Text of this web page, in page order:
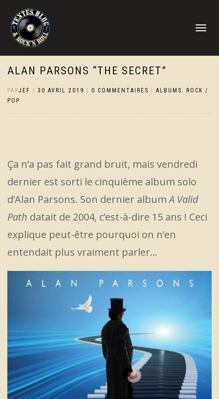
DÉPLIER
ALAN PARSONS “THE SECRET”
PARJEF 30 AVRIL 2019 0 COMMENTAIRES ALBUMS ,
ROCK /
POP
Ça n’a pas fait grand bruit, mais vendredi
dernier est sorti le cinquième album solo
d’Alan Parsons. Son dernier albumA Valid
Path datait de 2004, c’est-à-dire 15 ans ! Ceci
explique peut-être pourquoi on n’en
entendait plus vraiment parler…